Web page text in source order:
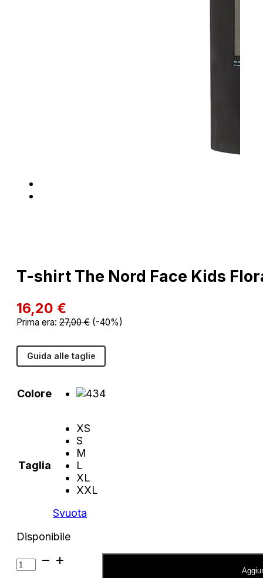
T-shirt The Nord Face Kids
16,20 €
Prima era: 27,00€ (-40%)
Guida alle taglie
Colore
Taglia
XS
S
M
L
XL
XXL
Svuota
Disponibile
T-
shirt